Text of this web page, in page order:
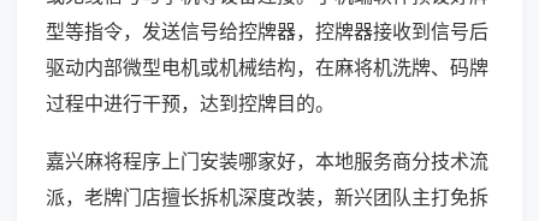
型等指令，发送信号给控牌器，控牌器接收到信号后
驱动内部微型电机或机械结构，在麻将机洗牌、码牌
过程中进行干预，达到控牌目的。
嘉兴麻将程序上门安装哪家好，本地服务商分技术流
派，老牌门店擅长拆机深度改装，新兴团队主打免拆